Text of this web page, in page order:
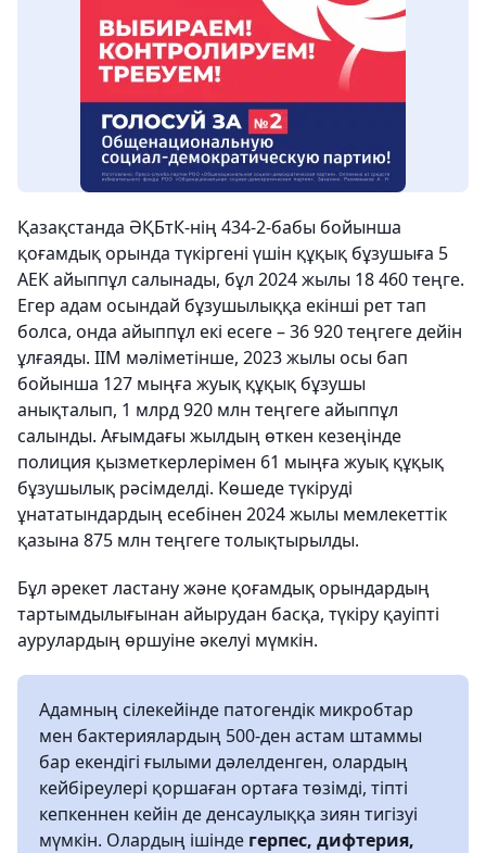
Қазақстанда ӘҚБтК-нің 434-2-бабы бойынша
қоғамдық орында түкіргені үшін құқық бұзушыға 5
АЕК айыппұл салынады, бұл 2024 жылы 18 460 теңге.
Егер адам осындай бұзушылыққа екінші рет тап
болса, онда айыппұл екі есеге – 36 920 теңгеге дейін
ұлғаяды. ІІМ мәліметінше, 2023 жылы осы бап
бойынша 127 мыңға жуық құқық бұзушы
анықталып, 1 млрд 920 млн теңгеге айыппұл
салынды. Ағымдағы жылдың өткен кезеңінде
полиция қызметкерлерімен 61 мыңға жуық құқық
бұзушылық рәсімделді. Көшеде түкіруді
ұнататындардың есебінен 2024 жылы мемлекеттік
қазына 875 млн теңгеге толықтырылды.
Бұл әрекет ластану және қоғамдық орындардың
тартымдылығынан айырудан басқа, түкіру қауіпті
аурулардың өршуіне әкелуі мүмкін.
Адамның сілекейінде патогендік микробтар
мен бактериялардың 500-ден астам штаммы
бар екендігі ғылыми дәлелденген, олардың
кейбіреулері қоршаған ортаға төзімді, тіпті
кепкеннен кейін де денсаулыққа зиян тигізуі
мүмкін. Олардың ішінде герпес, дифтерия,